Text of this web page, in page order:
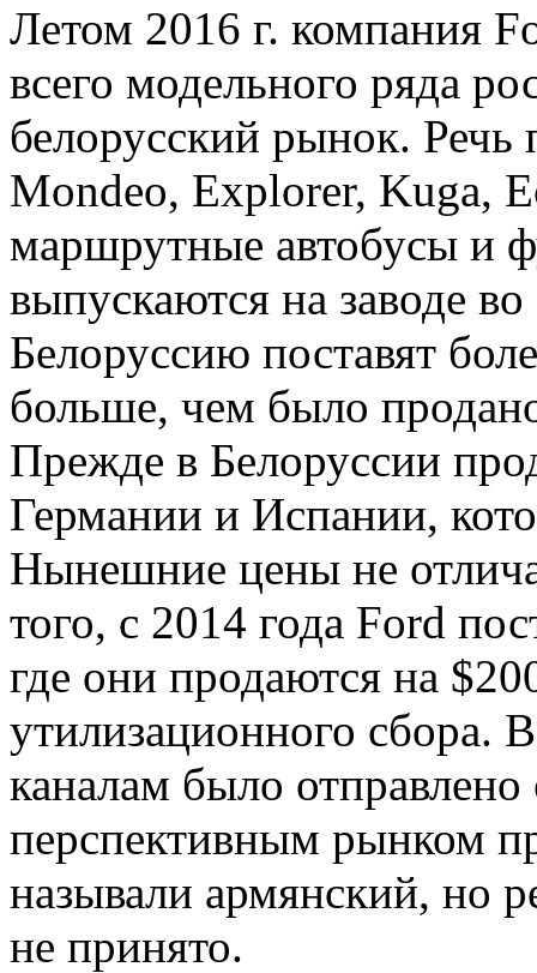
Летом 2016 г. компания
всего модельного ряда
белорусский рынок.
Mondeo, Explorer, Kuga,
маршрутные автобусы и
выпускаются на заводе
Белоруссию поставят
больше, чем было
Прежде в Белоруссии
Германии и Испании,
Нынешние цены не
того, с 2014 года Ford
где они продаются на
утилизационного сбора.
каналам было
перспективным рынком
называли армянский, но
не принято.